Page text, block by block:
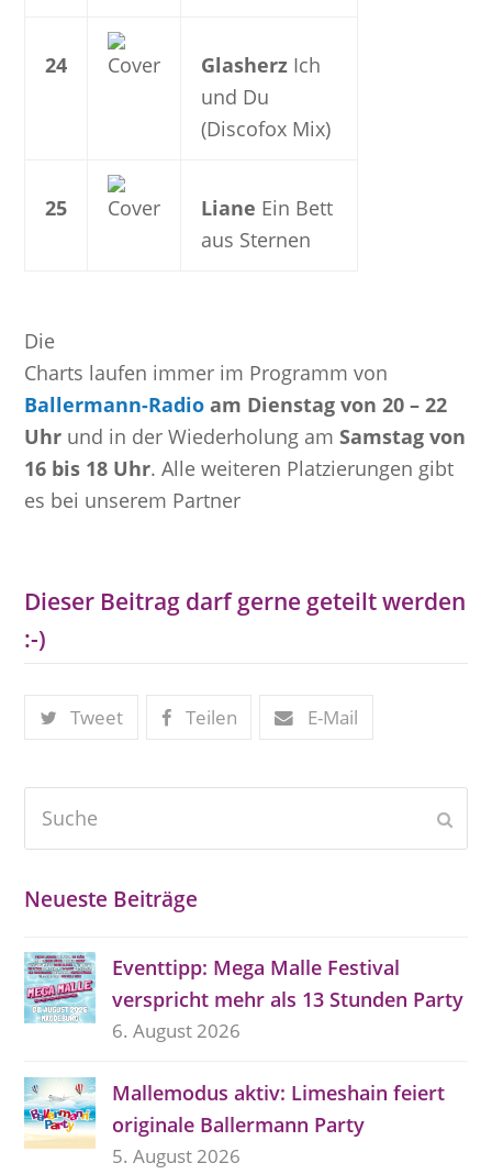
24 Glasherz Ich
und Du
(Discofox Mix)
25 Liane Ein Bett
aus Sternen
Die
Charts laufen immer im Programm von
Ballermann-Radio am Dienstag von 20 – 22
Uhr und in der Wiederholung amSamstag von
16 bis 18 Uhr. Alle weiteren Platzierungen gibt
es bei unserem Partner
Dieser Beitrag darf gerne geteilt werden
:-)
Tweet Teilen E-Mail
Neueste Beiträge
Eventtipp: Mega Malle Festival
verspricht mehr als 13 Stunden Party
6. August 2026
Mallemodus aktiv: Limeshain feiert
originale Ballermann Party
5. August 2026